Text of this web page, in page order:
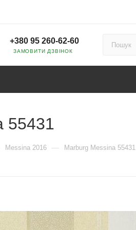
+380 95 260-62-60
ЗАМОВИТИ ДЗВІНОК
55431
Messina 2016 — Marburg Messina 55431